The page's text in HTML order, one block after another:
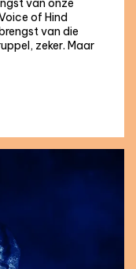
van onze
of Hind
van die
zeker. Maar